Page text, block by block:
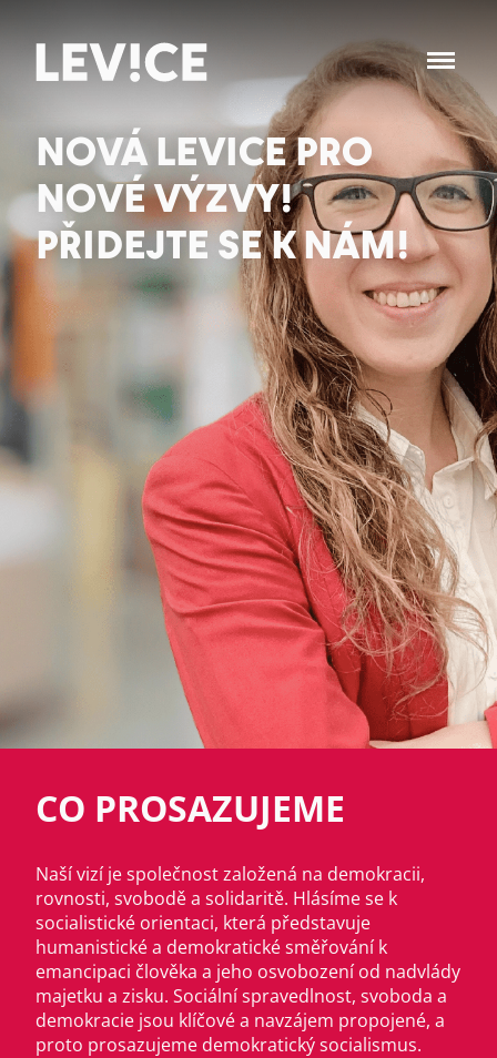
NOVÁ LEVICE PRO
NOVÉ VÝZVY!
PŘIDEJTE SE K NÁM!
CO PROSAZUJEME
Naší vizí je společnost založená na demokracii,
rovnosti, svobodě a solidaritě. Hlásíme se k
socialistické orientaci, která představuje
humanistické a demokratické směřování k
emancipaci člověka a jeho osvobození od nadvlády
majetku a zisku. Sociální spravedlnost, svoboda a
demokracie jsou klíčové a navzájem propojené, a
proto prosazujeme demokratický socialismus.